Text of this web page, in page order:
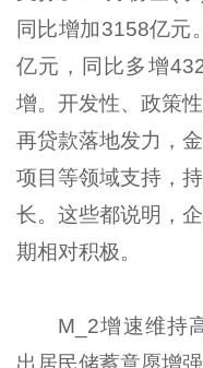
同比增加3158亿元
亿元，同比多增
增。开发性、政策
再贷款落地发力，
项目等领域支持，
长。这些都说明，
期相对积极。
M_2增速维持